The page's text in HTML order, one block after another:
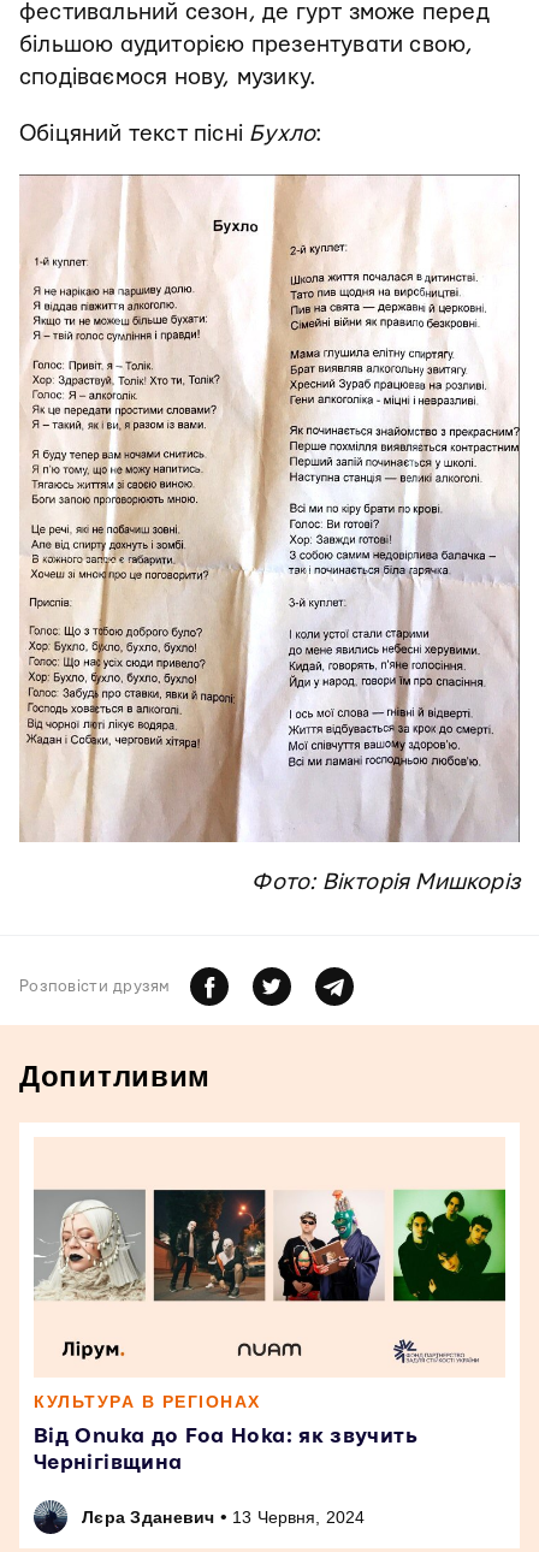
фестивальний сезон, де гурт зможе перед
більшою аудиторією презентувати свою,
сподіваємося нову, музику.
Обіцяний текст пісні Бухло:
Фото: Вікторія Мишкоріз
Розповiсти друзям
Допитливим
КУЛЬТУРА В РЕГІОНАХ
Від Onuka до Foa Hoka: як звучить
Чернігівщина
Лєра Зданевич • 13 Червня, 2024